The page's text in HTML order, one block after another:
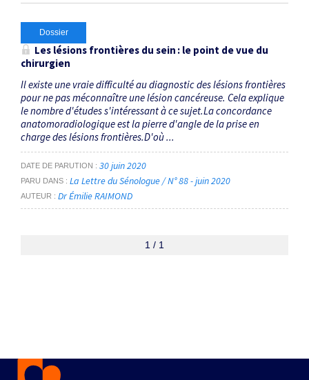
Dossier
Les lésions frontières du sein : le point de vue du
chirurgien
Il existe une vraie difficulté au diagnostic des lésions frontières
pour ne pas méconnaître une lésion cancéreuse. Cela explique
le nombre d'études s'intéressant à ce sujet.La concordance
anatomoradiologique est la pierre d'angle de la prise en
charge des lésions frontières.D'où ...
DATE DE PARUTION 30 juin 2020
PARU DANS La Lettre du Sénologue / N° 88 - juin 2020
AUTEUR Dr Émilie RAIMOND
1 / 1